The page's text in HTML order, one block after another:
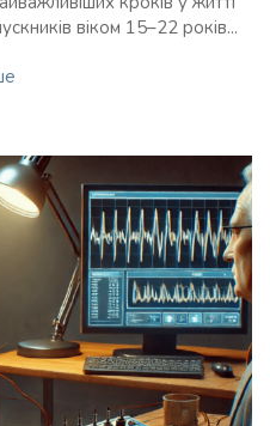
віком 15–22 років...